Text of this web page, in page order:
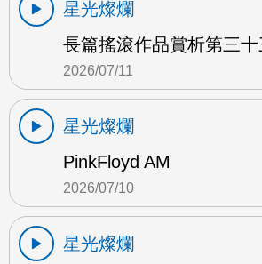
星光燦爛
長篇搖滾作品賞析第三
2026/07/11
星光燦爛
PinkFloyd AM
2026/07/10
星光燦爛